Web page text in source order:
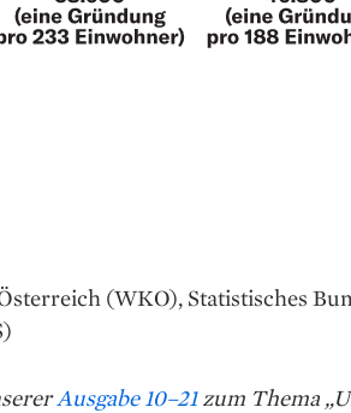
(WKO), Statistisches
Ausgabe 10–21zum Thema